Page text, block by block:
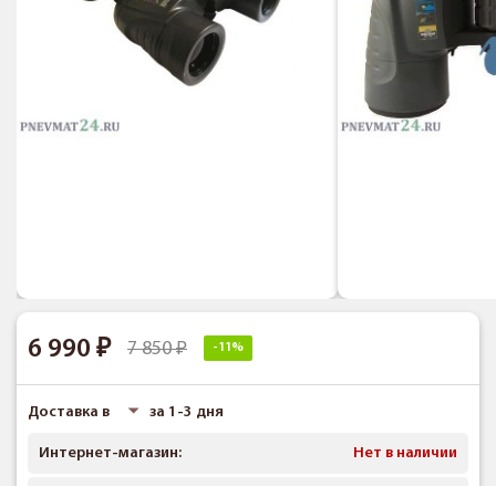
6 990 7 850 -11%
Доставка в за 1-3 дня
Интернет-магазин: Нет в наличии